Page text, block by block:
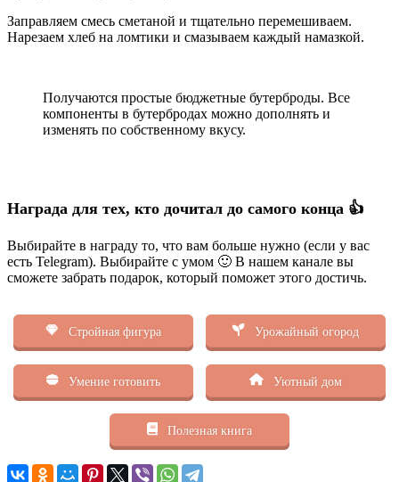
Заправляем смесь сметаной и тщательно перемешиваем.
Нарезаем хлеб на ломтики и смазываем каждый намазкой.
Получаются простые бюджетные бутерброды. Все
компоненты в бутербродах можно дополнять и
изменять по собственному вкусу.
Награда для тех, кто дочитал до самого конца 👍
Выбирайте в награду то, что вам больше нужно (если у вас
есть Telegram). Выбирайте с умом 🙂 В нашем канале вы
сможете забрать подарок, который поможет этого достичь.
Стройная фигура Урожайный огород
Умение готовить Уютный дом
Полезная книга